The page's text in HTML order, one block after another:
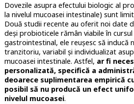
Dovezile asupra efectului biologic al
la nivelul mucoasei intestinale) sunt
Două studii recente au oferit noi date
deși probioticele rămân viabile în cursul
gastrointestinal, ele reușesc să inducă
tranzitoriu, variabil și individualizat
mucoasei intestinale. Astfel, ar fi
personalizată, specifică a
deoarece suplimentarea empirică
posibil să nu producă un efect
nivelul mucoasei.